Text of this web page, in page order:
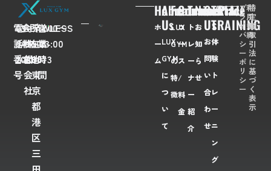
電
話
番
号
03-
6435-
2028
会
社
名
FLAWLESS
株
式
会
社
所
在
地
〒
108-
0073
東
京
都
港
区
三
営
業
時
間
7:00〜
23:00
Home
ホ
ー
ム
About
Us
LUX
GYM
に
つ
い
て
Feaures
LUX
GYM
の
特
徴
Course/Price
コ
ー
ス
/
料
金
Trainer
ト
レ
ー
ナ
ー
紹
介
News
お
知
ら
せ
Contact
Us
お
問
い
合
わ
せ
TRIAL
TRAINING
体
験
ト
レ
ー
ニ
ン
グ
プ
ラ
イ
バ
シ
ー
ポ
リ
シ
ー
利
用
規
約
特
定
商
取
引
法
に
基
づ
く
表
示